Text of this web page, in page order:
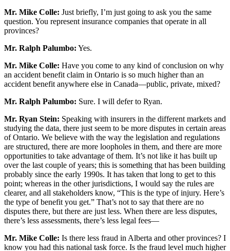
Mr. Mike Colle: Just briefly, I’m just going to ask you the same
question. You represent insurance companies that operate in all
provinces?
Mr. Ralph Palumbo: Yes.
Mr. Mike Colle: Have you come to any kind of conclusion on why
an accident benefit claim in Ontario is so much higher than an
accident benefit anywhere else in Canada—public, private, mixed?
Mr. Ralph Palumbo: Sure. I will defer to Ryan.
Mr. Ryan Stein: Speaking with insurers in the different markets and
studying the data, there just seem to be more disputes in certain areas
of Ontario. We believe with the way the legislation and regulations
are structured, there are more loopholes in them, and there are more
opportunities to take advantage of them. It’s not like it has built up
over the last couple of years; this is something that has been building
probably since the early 1990s. It has taken that long to get to this
point; whereas in the other jurisdictions, I would say the rules are
clearer, and all stakeholders know, “This is the type of injury. Here’s
the type of benefit you get.” That’s not to say that there are no
disputes there, but there are just less. When there are less disputes,
there’s less assessments, there’s less legal fees—
Mr. Mike Colle: Is there less fraud in Alberta and other provinces? I
know you had this national task force. Is the fraud level much higher